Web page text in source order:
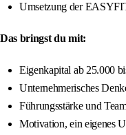
Umsetzung der
Das bringst du mit:
Eigenkapital ab 25.000
Unternehmerisches
Führungsstärke und
Motivation, ein eigenes